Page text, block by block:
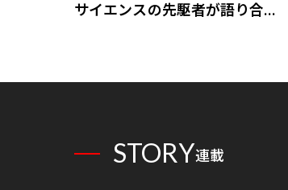
サイエンスの先駆者が語り合う
STORY連載